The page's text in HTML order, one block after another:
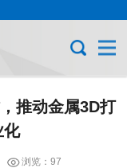
推动金属3D打
化
浏览：97